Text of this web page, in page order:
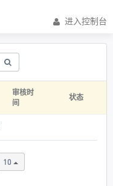
进入控制台
审核时
间
状态
10